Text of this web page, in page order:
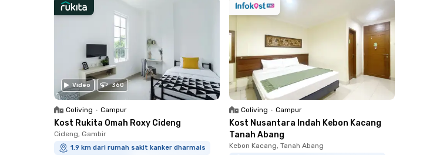
Video 360
Coliving • Campur
Kost Rukita Omah Roxy Cideng
Cideng, Gambir
1.9 km dari rumah sakit kanker dharmais
Coliving • Campur
Kost Nusantara Indah Kebon Kacang
Tanah Abang
Kebon Kacang, Tanah Abang